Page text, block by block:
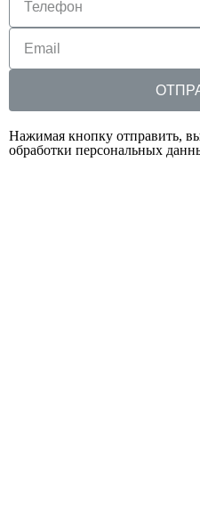
Нажимая кнопку отправить,
обработки персональных